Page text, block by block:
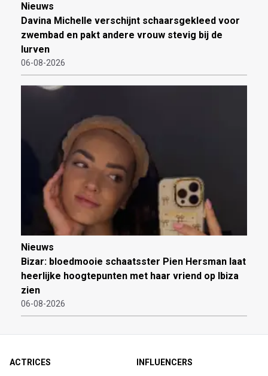
Nieuws
Davina Michelle verschijnt schaarsgekleed voor
zwembad en pakt andere vrouw stevig bij de
lurven
06-08-2026
Nieuws
Bizar: bloedmooie schaatsster Pien Hersman laat
heerlijke hoogtepunten met haar vriend op Ibiza
zien
06-08-2026
ACTRICES
INFLUENCERS